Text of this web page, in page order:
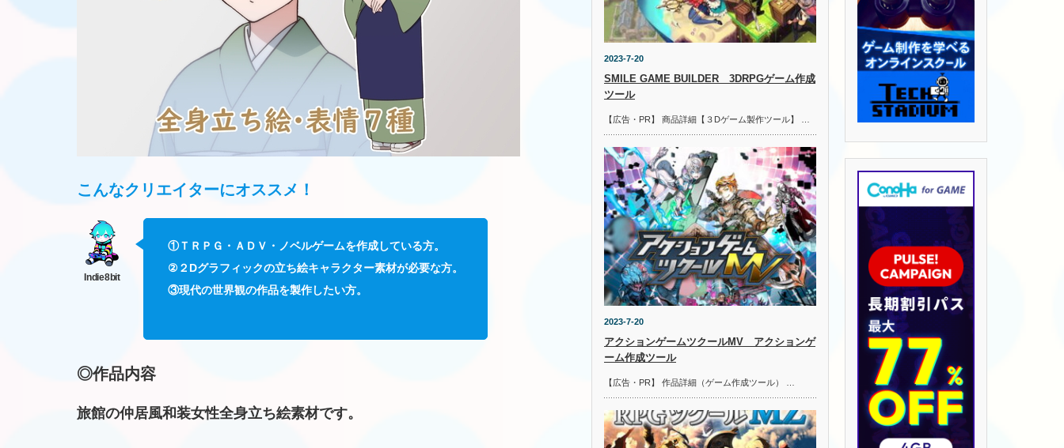
こんなクリエイターにオススメ！
①ＴＲＰＧ・ＡＤＶ・ノベルゲームを作成している方。
②２Dグラフィックの立ち絵キャラクター素材が必要な方。
③現代の世界観の作品を製作したい方。
◎作品内容
旅館の仲居風和装女性全身立ち絵素材です。
2023-7-20
SMILE GAME BUILDER 3DRPGゲーム作成
ツール
【広告・PR】 商品詳細【３Dゲーム製作ツール】 …
2023-7-20
アクションゲームツクールMV アクションゲ
ーム作成ツール
【広告・PR】 作品詳細（ゲーム作成ツール） …